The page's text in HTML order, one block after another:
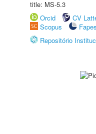
title: MS-5.3
Orcid
CV
Scopus
Repositório